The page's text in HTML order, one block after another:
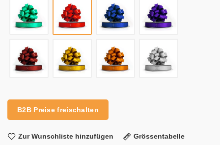
B2B Preise freischalten
Zur Wunschliste hinzufügen Grössentabelle